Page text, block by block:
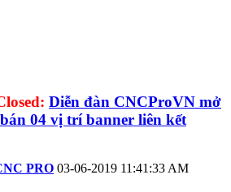
Diễn đàn CNCProVN mở
04 vị trí banner liên kết
PRO 03-06-2019 11:41:33 AM